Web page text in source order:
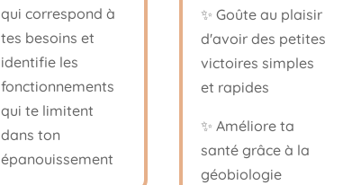
qui correspond à
tes besoins et
identifie les
fonctionnements
qui te limitent
dans ton
épanouissement
✨ Goûte au plaisir
d'avoir des petites
victoires simples
et rapides
✨ Améliore ta
santé grâce à la
géobiologie